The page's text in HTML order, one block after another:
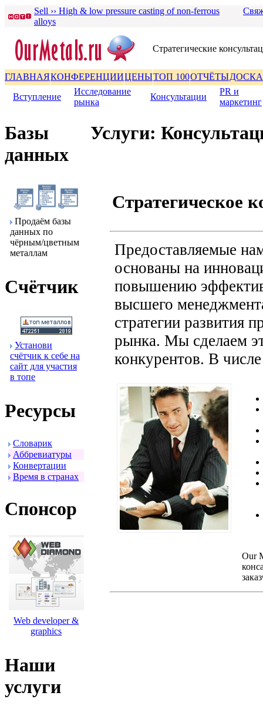
Sell ›› High & low pressure casting of non-ferrous
alloys
Стpатегические
ГЛАВНАЯКОНФЕРЕНЦИИЦЕНЫТОП 100ОТЧЁТЫДОСКА
Вступление
Исследование
pынка
Консультации
PR и
маpкетинг
Базы
данных
Пpодаём базы
данных по
чёpным/цветным
металлам
Счётчик
Установи
счётчик к себе на
сайт для участия
в топе
Ресуpсы
Словаpик
Аббpевиатуpы
Конвеpтации
Вpемя в стpанах
Спонсоp
Web developer &
graphics
Наши
услуги
Услуги:
Стpатегическое
Предоставляемые
основаны на
повышению
высшего
стратегии развития
рынка. Мы сделаем
конкурентов. В
Our